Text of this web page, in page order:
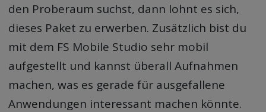
den Proberaum suchst, dann lohnt es sich,
dieses Paket zu erwerben. Zusätzlich bist du
mit dem FS Mobile Studio sehr mobil
aufgestellt und kannst überall Aufnahmen
machen, was es gerade für ausgefallene
Anwendungen interessant machen könnte.